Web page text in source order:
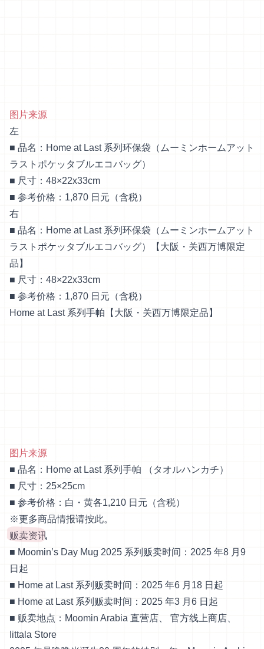
图片来源
左
■ 品名：Home at Last 系列环保袋（ムーミンホームアット
ラストポケッタブルエコバッグ）
■ 尺寸：48×22x33cm
■ 参考价格：1,870 日元（含税）
右
■ 品名：Home at Last 系列环保袋（ムーミンホームアット
ラストポケッタブルエコバッグ）【大阪・关西万博限定
品】
■ 尺寸：48×22x33cm
■ 参考价格：1,870 日元（含税）
Home at Last 系列手帕【大阪・关西万博限定品】
图片来源
■ 品名：Home at Last 系列手帕 （タオルハンカチ）
■ 尺寸：25×25cm
■ 参考价格：白・黄各1,210 日元（含税）
※更多商品情报请按此。
贩卖资讯
■ Moomin’s Day Mug 2025 系列贩卖时间：2025 年8 月9
日起
■ Home at Last 系列贩卖时间：2025 年6 月18 日起
■ Home at Last 系列贩卖时间：2025 年3 月6 日起
■ 贩卖地点： Moomin Arabia 直营店 官方线上商店
Iittala Store